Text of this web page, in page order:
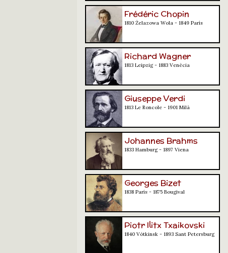
Frédéric Chopin
1810 Żelazowa Wola - 1849 París
Richard Wagner
1813 Leipzig - 1883 Venècia
Giuseppe Verdi
1813 Le Roncole - 1901 Milà
Johannes Brahms
1833 Hamburg - 1897 Viena
Georges Bizet
1838 París - 1875 Bougival
Piotr Ilitx Txaikovski
1840 Vótkinsk - 1893 Sant Petersburg